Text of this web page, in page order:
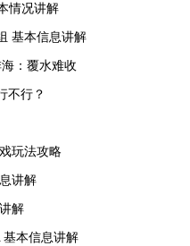
情况讲解
基本信息讲解
：覆水难收
不行？
玩法攻略
讲解
解
本信息讲解